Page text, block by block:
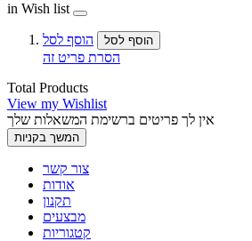
in Wish list
הוסף לסל הוסף לסל
הסרת פריט זה
Total Products
View my Wishlist
אין לך פריטים ברשימת המשאלות שלך
המשך בקניות
צור קשר
אודות
תקנון
מבצעים
קטגוריות